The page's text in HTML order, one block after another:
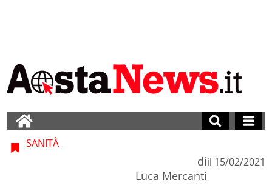
SANITÀ
di
Luca Mercanti
il 15/02/2021